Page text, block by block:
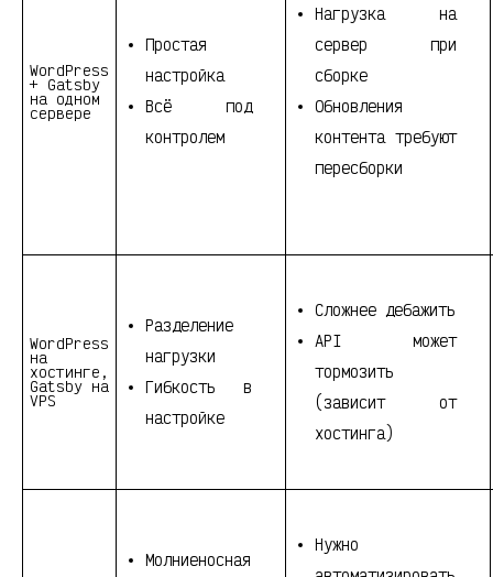
WordPress
+ Gatsby
на одном
сервере
Простая
настройка
Всё под
контролем
Нагрузка на
сервер при
сборке
Обновления
контента требуют
пересборки
WordPress
на
хостинге,
Gatsby на
VPS
Разделение
нагрузки
Гибкость в
настройке
Сложнее дебажить
API может
тормозить
(зависит от
хостинга)
Молниеносная
Нужно